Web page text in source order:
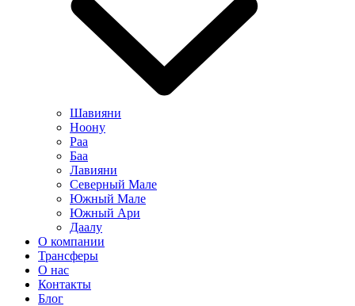
Шавияни
Ноону
Раа
Баа
Лавияни
Северный Мале
Южный Мале
Южный Ари
Даалу
О компании
Трансферы
О нас
Контакты
Блог